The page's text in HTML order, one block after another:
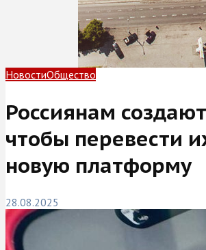
НовостиОбщество
Россиянам
чтобы перевести
новую платформу
28.08.2025